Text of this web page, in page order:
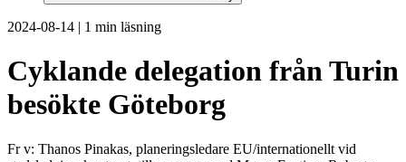
2024-08-14 | 1 min läsning
Cyklande delegation från Turin
besökte Göteborg
Fr v: Thanos Pinakas, planeringsledare EU/internationellt vid